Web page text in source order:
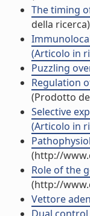
The timing
della ricerca)
(Articolo in
Puzzling
Regulation
(Prodotto
Selective
(Articolo in
(http://
Role of the
(http://
Vettore